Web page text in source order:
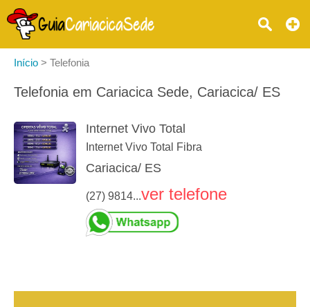
Início > Telefonia
Telefonia em Cariacica Sede, Cariacica/ ES
Internet Vivo Total
Internet Vivo Total Fibra
Cariacica/ ES
(27) 9814...ver telefone